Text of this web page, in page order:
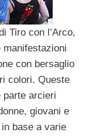
Tiro con l’Arco,
manifestazioni
con bersaglio
colori. Queste
parte arcieri
giovani e
base a varie